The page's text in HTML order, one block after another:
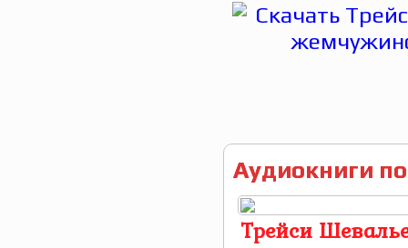
Аудиокниги
Трейси